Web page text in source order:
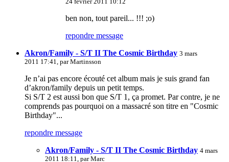
ben non, tout pareil... !!! ;o)
repondre message
Akron/Family - S/T II The Cosmic Birthday 3 mars
2011 17:41, parMartinsson
Je n’ai pas encore écouté cet album mais je suis grand fan
d’akron/family depuis un petit temps.
Si S/T 2 est aussi bon que S/T 1, ça promet. Par contre, je ne
comprends pas pourquoi on a massacré son titre en "Cosmic
Birthday"...
repondre message
Akron/Family - S/T II The Cosmic Birthday 4 mars
2011 18:11, parMarc